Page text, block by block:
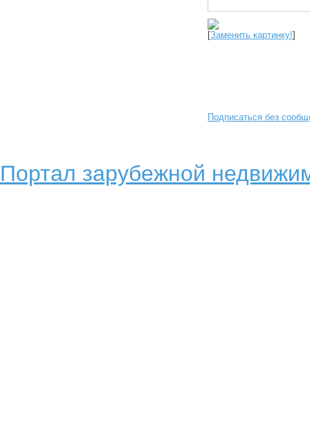
[Заменить картинку!]
Подписаться без
Портал зарубежной